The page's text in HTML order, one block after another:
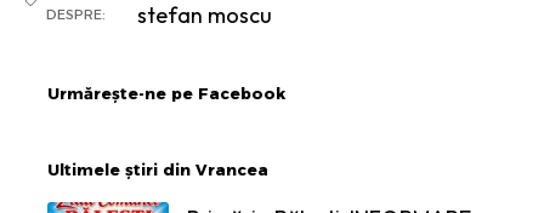
DESPRE:
stefan moscu
Urmărește-ne pe Facebook
Ultimele știri din Vrancea